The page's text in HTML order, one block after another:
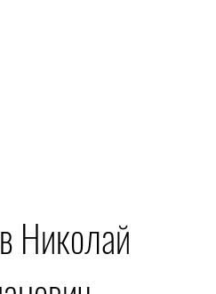
Николай